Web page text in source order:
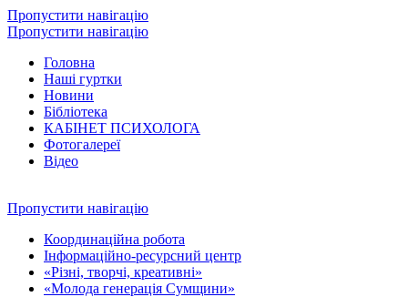
Пропустити навігацію
Пропустити навігацію
Головна
Наші гуртки
Новини
Бібліотека
КАБІНЕТ ПСИХОЛОГА
Фотогалереї
Відео
Пропустити навігацію
Координаційна робота
Інформаційно-ресурсний центр
«Різні, творчі, креативні»
«Молода генерація Сумщини»